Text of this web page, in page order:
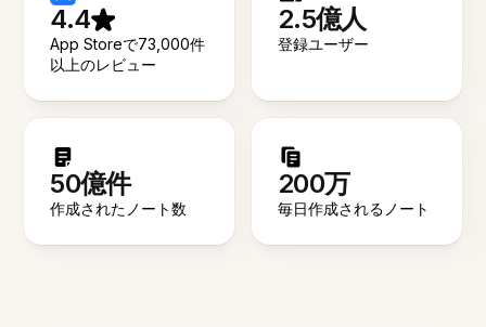
4.4
App Storeで73,000件
以上のレビュー
2.5億人
登録ユーザー
50億件
作成されたノート数
200万
毎日作成されるノート